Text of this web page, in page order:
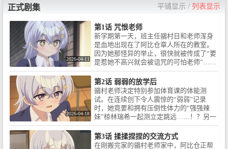
ダクション / 生徒たちからは、機
嫌を損ねたら呪われる「こわこ
わ先生」と恐れられている / 新米
教師の鶸村(ひわむら)ひより先
生。……しかし、本当は体力0、
声もヒョロヒョロ、あらゆるス
テータスが最弱なだけの「よわ
よわ先生」だった！鶸村先生の
秘密を偶然知った担当クラスの
阿比倉(あびくら)くんは、不器用
な先生の頑張りが報われるよ
う、彼女に協力して生徒の誤解
を解こうと決意。ドキドキで刺
激的なトラブルに巻き込まれな
がら、大好きな鶸村先生をサポ
ートしていく！よわよわでかわ
いい先生との、ちょっぴり刺激
週月曜日 29:00〜／毎週土曜日
毎週土曜日 22:30～ / ABCテレ
ビ： 4月15日より 毎週水曜日
26:15〜北海道テレビ放送：4月
18日より 毎週土曜日 26:40〜長
崎文化放送：4月23日より 毎週
木曜日 25:20〜BS11：4月11日よ
り 毎週土曜日 22:30～ / ※放送日
時は変更になる場合がありま
す。🌀配信情報 / AnimeFesta・d
アニメストア・DMM TVにて
Web最速配信決定！🌀イントロ
ダクション / 生徒たちからは、機
嫌を損ねたら呪われる「こわこ
わ先生」と恐れられている / 新米
教師の鶸村(ひわむら)ひより先
正式剧集 平铺显示 / 列表显示
2026-04-11
第1话 咒恨老师
新学期第一天，班主任鶸村日和老师浑身
是血地出现在了阿比仓章人所在的教室。
因为她那怪异的举止，很快就被传成了“要
是惹她不高兴就会被诅咒的可怕老师”……
然而在放学后，阿比仓却目睹了令人震惊
的真相。在空无一人的教室里独自练习授
课的老师，其实是一个说话声音微弱、体
力值几乎为零的“弱弱老师”！
2026-04-18
第2话 弱弱的放学后
鶸村老师决定特别参加体育课的体能测
试。在连续创下令人震惊的“弱弱”记录
时，她竟要和拥有压倒性体力的“强强辣
妹”椋林瑞希一起测立定跳远……！？另一
方面，阿比仓君对自己那个总是想方设法
娇惯他的姐姐朱美感到有些不耐烦。而这
样的姐姐，似乎又找到了新的“溺爱”目
第3话 揉揉捏捏的交流方式
在刚搬完家的鶸村老师家中，阿比仓正帮